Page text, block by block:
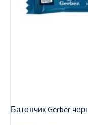
Батончик Gerber